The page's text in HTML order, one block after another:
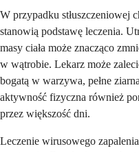
W przypadku stłuszczeniowej
stanowią podstawę leczenia.
masy ciała może znacząco
w wątrobie. Lekarz może
bogatą w warzywa, pełne
aktywność fizyczna również
przez większość dni.
Leczenie wirusowego